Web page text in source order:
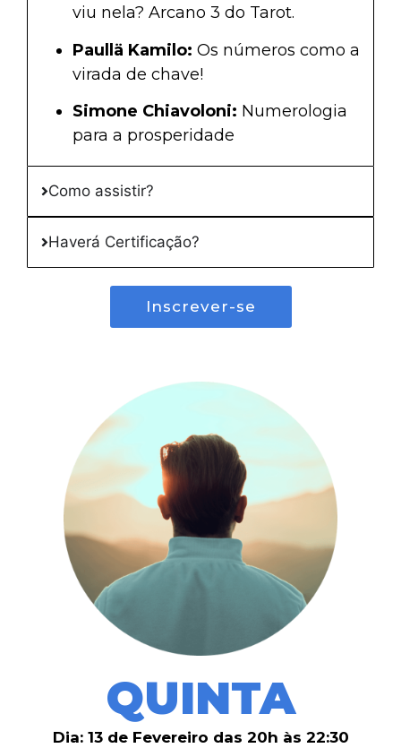
viu nela? Arcano 3 do Tarot.
Paullä Kamilo: Os números como a
virada de chave!
Simone Chiavoloni: Numerologia
para a prosperidade
Como assistir?
Haverá Certificação?
Inscrever-se
QUINTA
Dia: 13 de Fevereiro das 20h às 22:30